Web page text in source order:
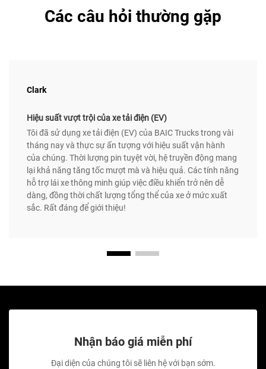
Các câu hỏi thường gặp
Clark
Hiệu suất vượt trội của xe tải điện (EV)
Tôi đã sử dụng xe tải điện (EV) của BAIC Trucks trong vài
tháng nay và thực sự ấn tượng với hiệu suất vận hành
của chúng. Thời lượng pin tuyệt vời, hệ truyền động mang
lại khả năng tăng tốc mượt mà và hiệu quả. Các tính năng
hỗ trợ lái xe thông minh giúp việc điều khiển trở nên dễ
dàng, đồng thời chất lượng tổng thể của xe ở mức xuất
sắc. Rất đáng để giới thiệu!
Nhận báo giá miễn phí
Đại diện của chúng tôi sẽ liên hệ với bạn sớm.